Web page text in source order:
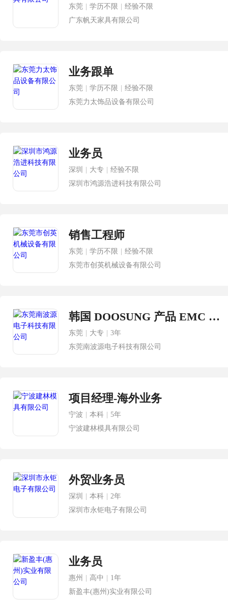
东莞 学历不限
经验不限
广东帆天家具有限公司
业务跟单
东莞 学历不限
经验不限
东莞力太饰品设备有限公司
业务员
深圳 大专
经验不限
深圳市鸿源浩进科技有限公司
销售工程师
东莞 学历不限
经验不限
东莞市创英机械设备有限公司
韩国 DOOSUNG 产品 EMC 导电泡棉类开发业务经理
东莞 大专
3年
东莞南波源电子科技有限公司
项目经理-海外业务
宁波 本科
5年
宁波建林模具有限公司
外贸业务员
深圳 本科
2年
深圳市永钜电子有限公司
业务员
惠州 高中
1年
新盈丰(惠州)实业有限公司